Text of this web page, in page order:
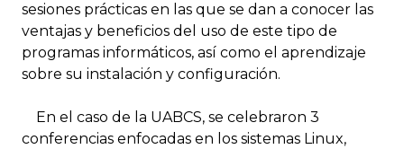
sesiones prácticas en las que se dan a conocer las
ventajas y beneficios del uso de este tipo de
programas informáticos, así como el aprendizaje
sobre su instalación y configuración.
En el caso de la UABCS, se celebraron 3
conferencias enfocadas en los sistemas Linux,